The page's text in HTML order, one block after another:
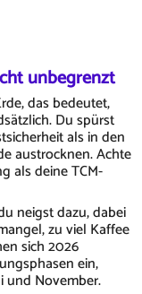
unbegrenzt
das bedeutet,
Du spürst
als in den
austrocknen. Achte
als deine TCM-
neigst dazu, dabei
zu viel Kaffee
sich 2026
ein,
und November.